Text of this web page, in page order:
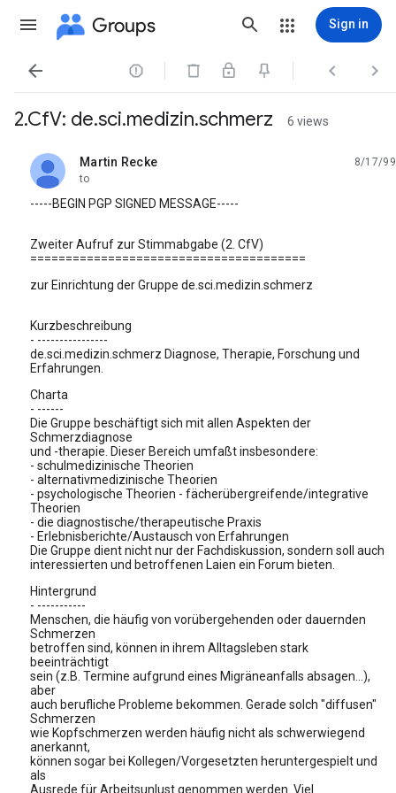
Groups Sign in
   
2.CfV: de.sci.medizin.schmerz 6 views
Martin Recke
unread,
8/17/99
to
-----BEGIN PGP SIGNED MESSAGE-----
Zweiter Aufruf zur Stimmabgabe (2. CfV)
=======================================
zur Einrichtung der Gruppe de.sci.medizin.schmerz
Kurzbeschreibung
- ----------------
de.sci.medizin.schmerz Diagnose, Therapie, Forschung und
Erfahrungen.
Charta
- ------
Die Gruppe beschäftigt sich mit allen Aspekten der
Schmerzdiagnose
und -therapie. Dieser Bereich umfaßt insbesondere:
- schulmedizinische Theorien
- alternativmedizinische Theorien
- psychologische Theorien - fächerübergreifende/integrative
Theorien
- die diagnostische/therapeutische Praxis
- Erlebnisberichte/Austausch von Erfahrungen
Die Gruppe dient nicht nur der Fachdiskussion, sondern soll auch
interessierten und betroffenen Laien ein Forum bieten.
Hintergrund
- -----------
Menschen, die häufig von vorübergehenden oder dauernden
Schmerzen
betroffen sind, können in ihrem Alltagsleben stark
beeinträchtigt
sein (z.B. Termine aufgrund eines Migräneanfalls absagen...),
aber
auch berufliche Probleme bekommen. Gerade solch "diffusen"
Schmerzen
wie Kopfschmerzen werden häufig nicht als schwerwiegend
anerkannt,
können sogar bei Kollegen/Vorgesetzten heruntergespielt und
als
Ausrede für Arbeitsunlust genommen werden. Viel